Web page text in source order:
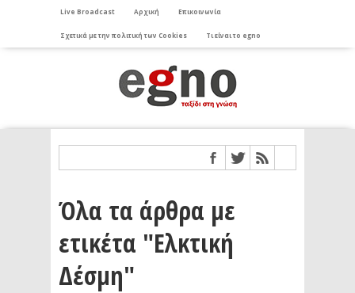
Live Broadcast Αρχική Επικοινωνία
Σχετικά με την πολιτική των Cookies Τι είναι το egno
Όλα τα άρθρα με
ετικέτα "Ελκτική
Δέσμη"